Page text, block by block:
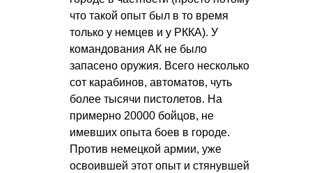
что такой опыт был в то время
только у немцев и у РККА). У
командования АК не было
запасено оружия. Всего несколько
сот карабинов, автоматов, чуть
более тысячи пистолетов. На
примерно 20000 бойцов, не
имевших опыта боев в городе.
Против немецкой армии, уже
освоившей этот опыт и стянувшей